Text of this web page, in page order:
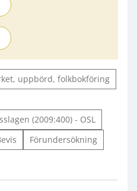
uppbörd, folkbokföring
(2009:400) - OSL
Förundersökning